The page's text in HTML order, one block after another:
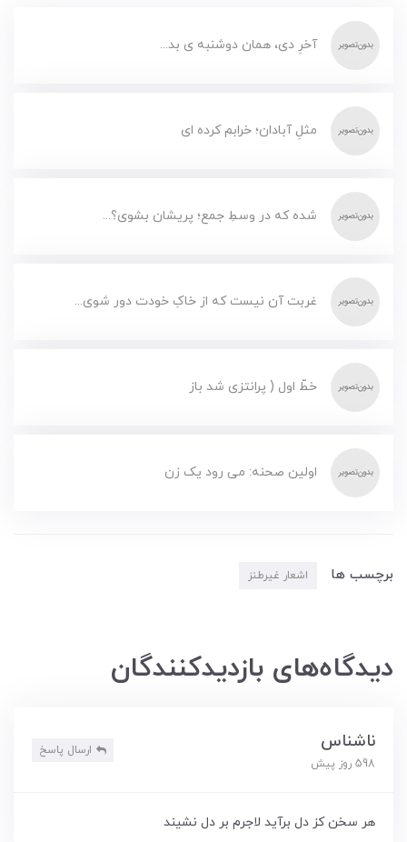
آخرِ دی، همان دوشنبه ی بد...
مثلِ آبادان؛ خرابم کرده ای
شده که در وسطِ جمع؛ پریشان بشوی؟...
غربت آن نیست که از خاکِ خودت دور شوی...
خطّ اول ( پرانتزی شد باز
اولین صحنه: می رود یک زن
برچسب ها اشعار غیرطنز
دیدگاه‌های بازدیدکنندگان
ناشناس
598 روز پیش
ارسال پاسخ
هر سخن کز دل برآید لاجرم بر دل نشیند